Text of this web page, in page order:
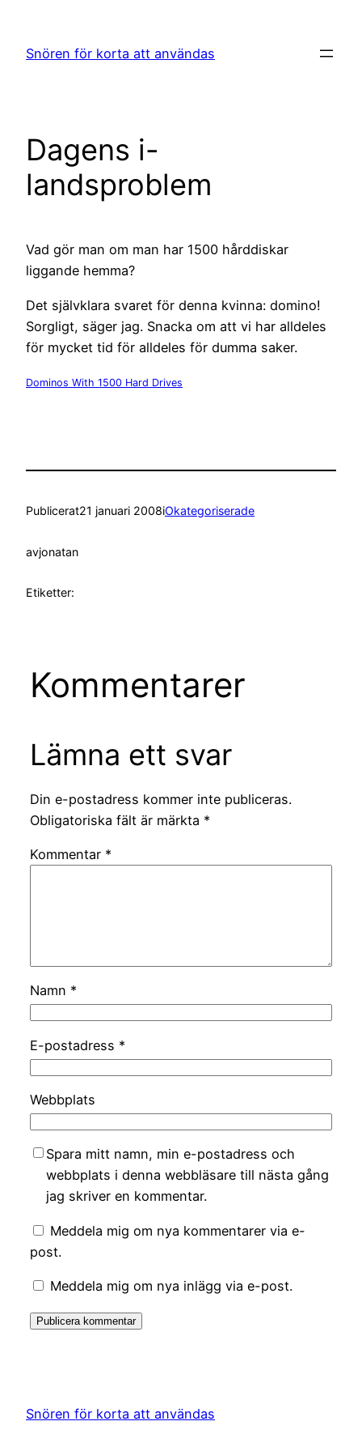
innehåll
Snören för korta att användas
Dagens i-
landsproblem
Vad gör man om man har 1500 hårddiskar
liggande hemma?
Det självklara svaret för denna kvinna: domino!
Sorgligt, säger jag. Snacka om att vi har alldeles
för mycket tid för alldeles för dumma saker.
Dominos With 1500 Hard Drives
Publicerat21 januari 2008iOkategoriserade
avjonatan
Etiketter:
Kommentarer
Lämna ett svar
Din e-postadress kommer inte publiceras.
Obligatoriska fält är märkta *
Kommentar *
Namn *
E-postadress *
Webbplats
Spara mitt namn, min e-postadress och
webbplats i denna webbläsare till nästa gång
jag skriver en kommentar.
Meddela mig om nya kommentarer via e-
post.
Meddela mig om nya inlägg via e-post.
Snören för korta att användas